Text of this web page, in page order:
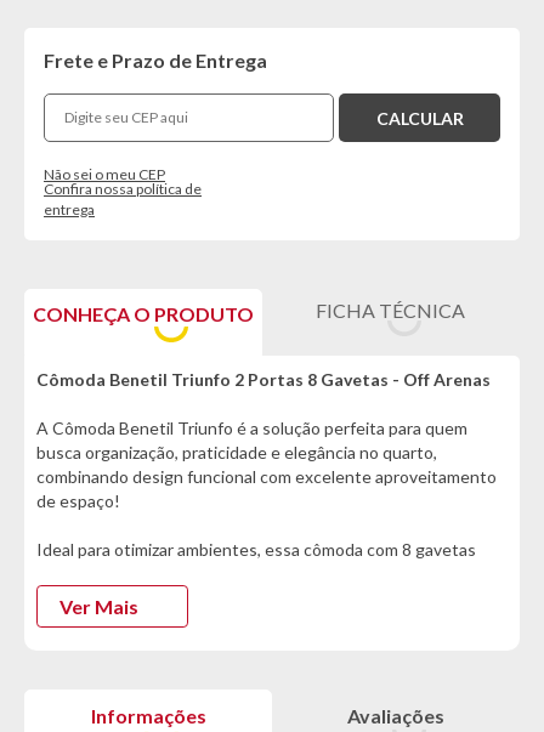
Frete e Prazo de Entrega
Não sei o meu CEP
Confira nossa política de
entrega
CONHEÇA O PRODUTO FICHA TÉCNICA
Cômoda Benetil Triunfo 2 Portas 8 Gavetas - Off Arenas
A Cômoda Benetil Triunfo é a solução perfeita para quem
busca organização, praticidade e elegância no quarto,
combinando design funcional com excelente aproveitamento
de espaço!
Ideal para otimizar ambientes, essa cômoda com 8 gavetas
e objetos pessoais de forma prática e acessível, mantendo
tudo sempre em ordem.
e maior durabilidade ao móvel. Pensando na sua segurança, o
Ver Mais
Informações Avaliações